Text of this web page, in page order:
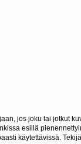
jos joku tai jotkut
esillä
käytettävissä.